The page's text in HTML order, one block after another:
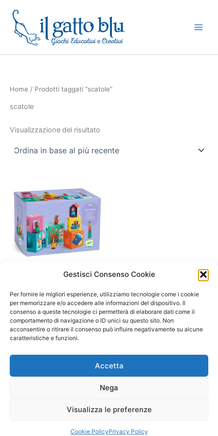
Gestisci Consenso Cookie
Per fornire le migliori esperienze, utilizziamo tecnologie come i cookie
per memorizzare e/o accedere alle informazioni del dispositivo. Il
consenso a queste tecnologie ci permetterà di elaborare dati come il
comportamento di navigazione o ID unici su questo sito. Non
acconsentire o ritirare il consenso può influire negativamente su alcune
caratteristiche e funzioni.
Accetta
Nega
Visualizza le preferenze
Cookie PolicyPrivacy Policy
contenuto
Home / Prodotti taggati “scatole”
scatole
Visualizzazione del risultato
TopaniHouse – cubi casette
e orsetti djeco
29,90€
Aggiungi al carrello
Copyright © 2026 Il Gatto Blu Giochi educativi Montessori e